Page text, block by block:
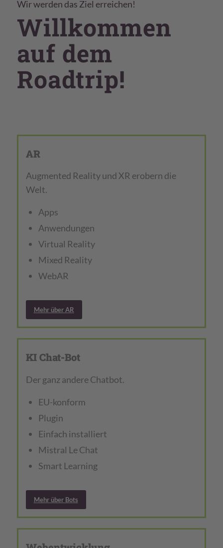
Wir werden das Ziel erreichen!
Willkommen
auf dem
Roadtrip!
AR
Augmented Reality und XR erobern die
Welt.
Apps
Anwendungen
Virtual Reality
Mixed Reality
WebAR
Mehr über AR
KI Chat-Bot
Der ganz andere Chatbot.
EU-konform
Plugin
Einfach installiert
Mistral Le Chat
Smart Learning
Mehr über Bots